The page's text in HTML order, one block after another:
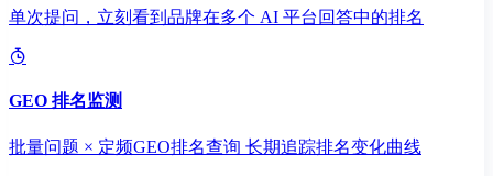
单次提问，立刻看到品牌在多个 AI 平台回答中的排名
GEO 排名监测
批量问题 × 定频GEO排名查询 长期追踪排名变化曲线